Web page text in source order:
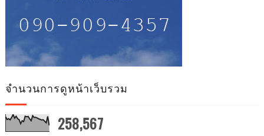
จำนวนการดูหน้าเว็บรวม
258,567